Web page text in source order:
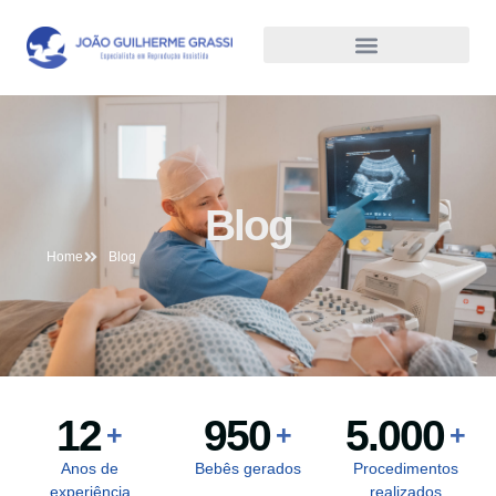
Blog
Home Blog
12 +
Anos de
experiência
950 +
Bebês gerados
5.000 +
Procedimentos
realizados